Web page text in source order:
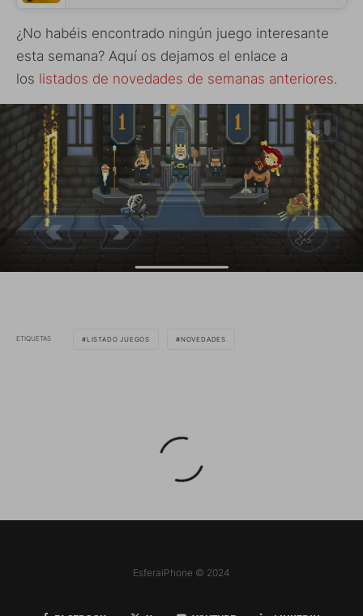
¿No habéis encontrado ningún juego interesante
esta semana? Aquí os dejamos el enlace a
los listados de novedades de semanas anteriores.
ETIQUETAS LISTADO JUEGOS NOVEDADES
EsferaiPhone © 2024